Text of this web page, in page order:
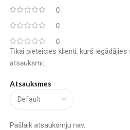
0
0
0
Atsauksmes
Pašlaik atsauksmju nav.
Tikai pieteicies klienti, kurš
atsauksmi.